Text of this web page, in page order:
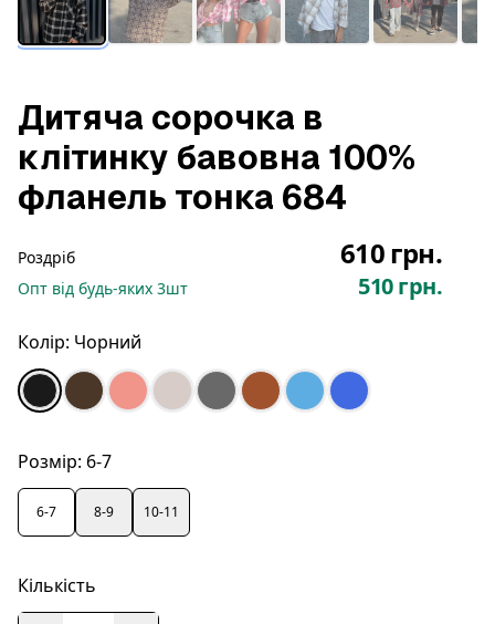
Дитяча сорочка в
клітинку бавовна 100%
фланель тонка 684
Роздріб 610 грн.
Опт від будь-яких 3шт 510 грн.
Колір: Чорний
Розмір: 6-7
6-7 8-9 10-11
Кількість